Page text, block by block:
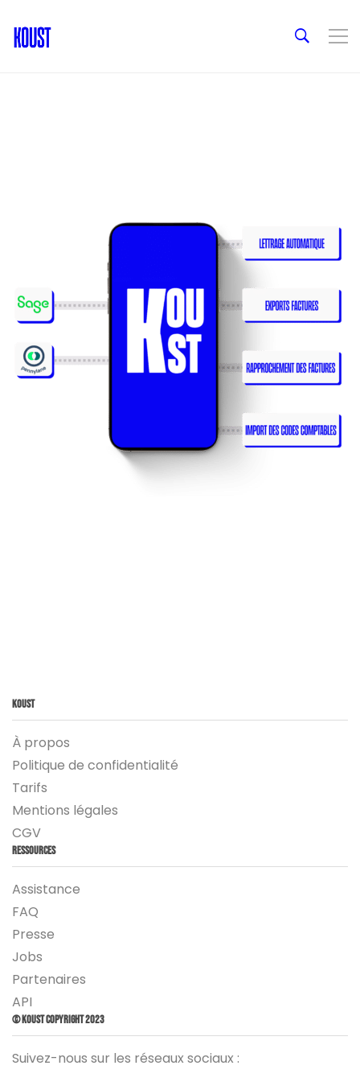
Koust
À propos
Politique de confidentialité
Tarifs
Mentions légales
CGV
Ressources
Assistance
FAQ
Presse
Jobs
Partenaires
API
© Koust Copyright 2023
Suivez-nous sur les réseaux sociaux :